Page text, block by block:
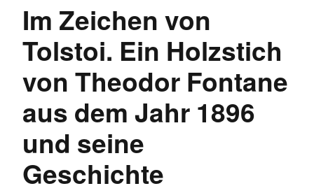
Im Zeichen von
Tolstoi. Ein Holzstich
von Theodor Fontane
aus dem Jahr 1896
und seine
Geschichte